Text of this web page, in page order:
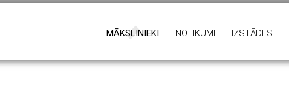
MĀKSLINIEKI NOTIKUMI IZSTĀDES